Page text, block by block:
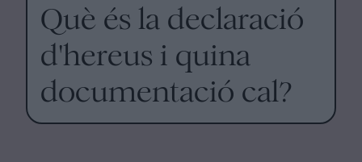
Què és la declaració
d'hereus i quina
documentació cal?